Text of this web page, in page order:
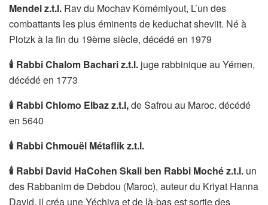
Mendel z.t.l. Rav du Mochav Komémiyout, L’un des
combattants les plus éminents de keduchat sheviit. Né à
Plotzk à la fin du 19ème siècle, décédé en 1979
🕯 Rabbi Chalom Bachari z.t.l. juge rabbinique au Yémen,
décédé en 1773
🕯 Rabbi Chlomo Elbaz z.t.l,de Safrou au Maroc. décédé
en 5640
🕯 Rabbi Chmouël Métaflik z.t.l.
🕯 Rabbi David HaCohen Skali ben Rabbi Moché z.t.l. un
des Rabbanim de Debdou (Maroc), auteur du Kriyat Hanna
David, il créa une Yéchiva et de là-bas est sortie des